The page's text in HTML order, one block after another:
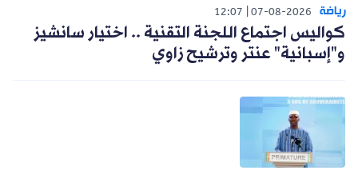
رياضة 07-08-2026
12:07
كواليس اجتماع اللجنة التقنية .. اختيار سانشيز
و"إسبانية" عنتر وترشيح زاوي